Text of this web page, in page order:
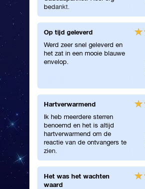
bedankt.
Op tijd geleverd
Werd zeer snel geleverd en
het zat in een mooie blauwe
envelop.
Hartverwarmend
Ik heb meerdere sterren
benoemd en het is altijd
hartverwarmend om de
reactie van de ontvangers te
zien.
Het was het wachten
waard